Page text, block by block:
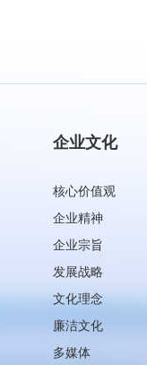
企业文化
核心价值观
企业精神
企业宗旨
发展战略
文化理念
廉洁文化
多媒体